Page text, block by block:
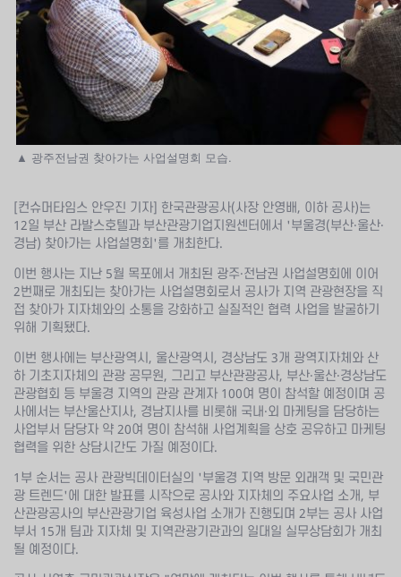
▲ 광주전남권 찾아가는 사업설명회 모습.
[컨슈머타임스 안우진 기자] 한국관광공사(사장 안영배, 이하 공사)는
12일 부산 라발스호텔과 부산관광기업지원센터에서 '부울경(부산·울산·
경남) 찾아가는 사업설명회'를 개최한다.
이번 행사는 지난 5월 목포에서 개최된 광주·전남권 사업설명회에 이어
2번째로 개최되는 찾아가는 사업설명회로서 공사가 지역 관광현장을 직
접 찾아가 지자체와의 소통을 강화하고 실질적인 협력 사업을 발굴하기
위해 기획됐다.
이번 행사에는 부산광역시, 울산광역시, 경상남도 3개 광역지자체와 산
하 기초지자체의 관광 공무원, 그리고 부산관광공사, 부산·울산·경상남도
관광협회 등 부울경 지역의 관광 관계자 100여 명이 참석할 예정이며 공
사에서는 부산울산지사, 경남지사를 비롯해 국내·외 마케팅을 담당하는
사업부서 담당자 약 20여 명이 참석해 사업계획을 상호 공유하고 마케팅
협력을 위한 상담시간도 가질 예정이다.
1부 순서는 공사 관광빅데이터실의 '부울경 지역 방문 외래객 및 국민관
광 트렌드'에 대한 발표를 시작으로 공사와 지자체의 주요사업 소개, 부
산관광공사의 부산관광기업 육성사업 소개가 진행되며 2부는 공사 사업
부서 15개 팀과 지자체 및 지역관광기관과의 일대일 실무상담회가 개최
될 예정이다.